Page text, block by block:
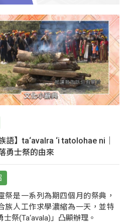
語】ta‘avalra ‘i tatolohae ni｜
勇士祭的由來
祭是一系列為期四個月的祭典，
族人工作求學濃縮為一天，並特
士祭(Ta‘avala)」凸顯辦理。